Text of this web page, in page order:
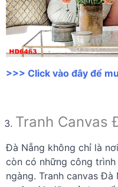
>>> Click vào đây để
Tranh Canvas
Đà Nẵng không chỉ là
còn có những công
ngàng. Tranh canvas